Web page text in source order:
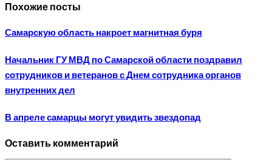
Похожие посты
Самарскую область накроет магнитная буря
Начальник ГУ МВД по Самарской области поздравил
сотрудников и ветеранов с Днем сотрудника органов
внутренних дел
В апреле самарцы могут увидить звездопад
Оставить комментарий